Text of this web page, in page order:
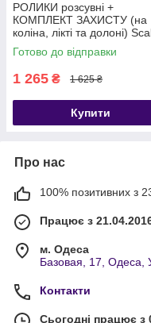
РОЛИКИ розсувні +
КОМПЛЕКТ ЗАХИСТУ (на
коліна, лікті та долоні)
Sports жовті, розмір 29-33
Готово до відправки
1 265 ₴ 1 625 ₴
Купити
Про нас
100% позитивних з
Працює з
м. Одеса
Базовая, 17, Одеса,
Контакти
Сьогодні працює з